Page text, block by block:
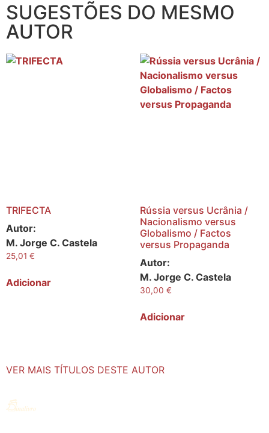
SUGESTÕES DO MESMO
AUTOR
TRIFECTA
Autor:
M. Jorge C. Castela
25,01 €
Adicionar
Rússia versus Ucrânia /
Nacionalismo versus
Globalismo / Factos
versus Propaganda
Autor:
M. Jorge C. Castela
30,00 €
Adicionar
VER MAIS TÍTULOS DESTE AUTOR